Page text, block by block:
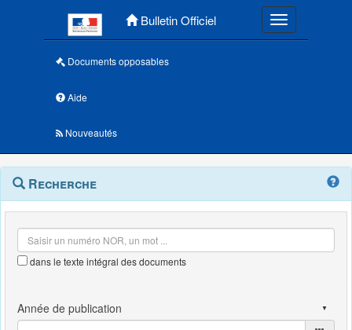
Bulletin Officiel Toggle
Documents opposables
Aide
Nouveautés
Navigation
outils
Menu
contextuel
Recherche
dans le texte intégral des documents